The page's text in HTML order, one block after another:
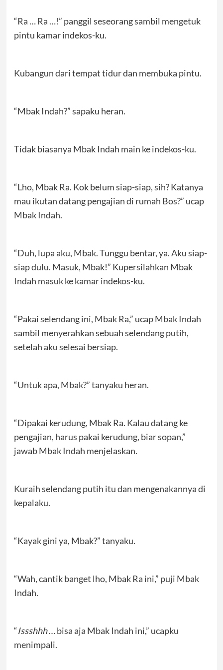
“Ra … Ra …!” panggil seseorang sambil mengetuk
pintu kamar indekos-ku.
Kubangun dari tempat tidur dan membuka pintu.
“Mbak Indah?” sapaku heran.
Tidak biasanya Mbak Indah main ke indekos-ku.
“Lho, Mbak Ra. Kok belum siap-siap, sih? Katanya
mau ikutan datang pengajian di rumah Bos?” ucap
Mbak Indah.
“Duh, lupa aku, Mbak. Tunggu bentar, ya. Aku siap-
siap dulu. Masuk, Mbak!” Kupersilahkan Mbak
Indah masuk ke kamar indekos-ku.
“Pakai selendang ini, Mbak Ra,” ucap Mbak Indah
sambil menyerahkan sebuah selendang putih,
setelah aku selesai bersiap.
“Untuk apa, Mbak?” tanyaku heran.
“Dipakai kerudung, Mbak Ra. Kalau datang ke
pengajian, harus pakai kerudung, biar sopan,”
jawab Mbak Indah menjelaskan.
Kuraih selendang putih itu dan mengenakannya di
kepalaku.
“Kayak gini ya, Mbak?” tanyaku.
“Wah, cantik banget lho, Mbak Ra ini,” puji Mbak
Indah.
“Issshhh… bisa aja Mbak Indah ini,” ucapku
menimpali.